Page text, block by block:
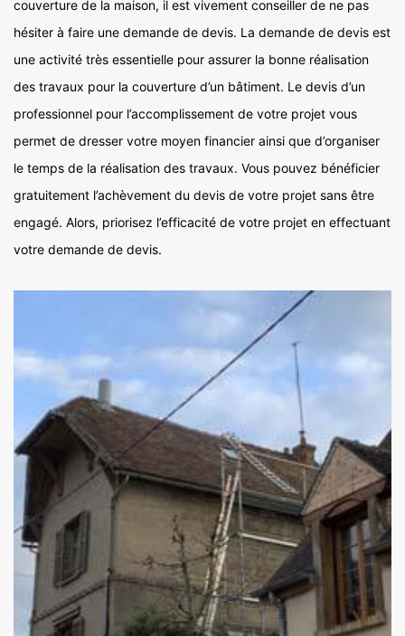
couverture de la maison, il est vivement conseiller de ne pas
hésiter à faire une demande de devis. La demande de devis est
une activité très essentielle pour assurer la bonne réalisation
des travaux pour la couverture d’un bâtiment. Le devis d’un
professionnel pour l’accomplissement de votre projet vous
permet de dresser votre moyen financier ainsi que d’organiser
le temps de la réalisation des travaux. Vous pouvez bénéficier
gratuitement l’achèvement du devis de votre projet sans être
engagé. Alors, priorisez l’efficacité de votre projet en effectuant
votre demande de devis.